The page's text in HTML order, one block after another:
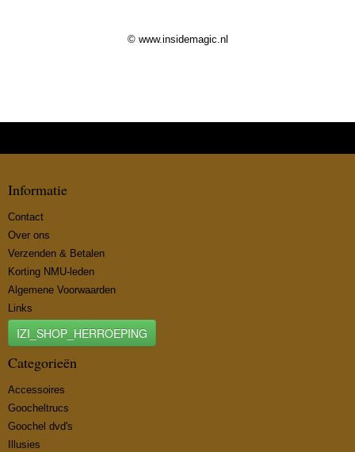
© www.insidemagic.nl
Informatie
Contact
Over ons
Verzenden & Betalen
Korting NMU-leden
Algemene Voorwaarden
Links
IZI_SHOP_HERROEPING
Categorieën
Accessoires
Goocheltrucs
Goochel dvd's
Illusies